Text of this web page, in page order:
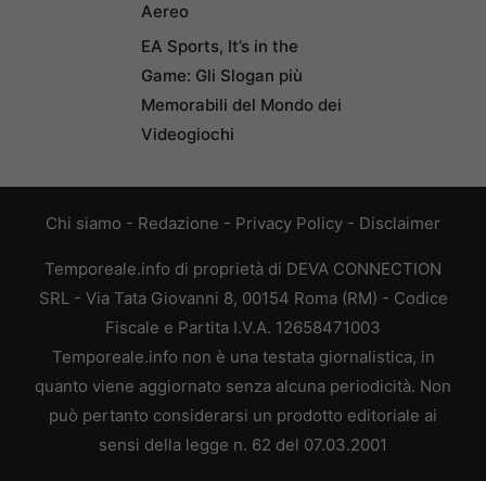
Aereo
EA Sports, It’s in the
Game: Gli Slogan più
Memorabili del Mondo dei
Videogiochi
Chi siamo - Redazione - Privacy Policy - Disclaimer
Temporeale.info di proprietà di DEVA CONNECTION
SRL - Via Tata Giovanni 8, 00154 Roma (RM) - Codice
Fiscale e Partita I.V.A. 12658471003
Temporeale.info non è una testata giornalistica, in
quanto viene aggiornato senza alcuna periodicità. Non
può pertanto considerarsi un prodotto editoriale ai
sensi della legge n. 62 del 07.03.2001